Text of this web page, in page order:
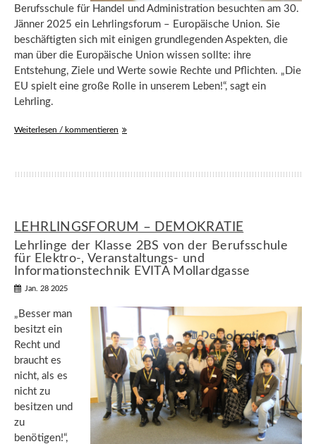
Berufsschule für Handel und Administration besuchten am 30.
Jänner 2025 ein Lehrlingsforum – Europäische Union. Sie
beschäftigten sich mit einigen grundlegenden Aspekten, die
man über die Europäische Union wissen sollte: ihre
Entstehung, Ziele und Werte sowie Rechte und Pflichten. „Die
EU spielt eine große Rolle in unserem Leben!“, sagt ein
Lehrling.
Weiterlesen / kommentieren
LEHRLINGSFORUM – DEMOKRATIE
Lehrlinge der Klasse 2BS von der Berufsschule
für Elektro-, Veranstaltungs- und
Informationstechnik EVITA Mollardgasse
Jan. 28 2025
„Besser man
besitzt ein
Recht und
braucht es
nicht, als es
nicht zu
besitzen und
zu
benötigen!“,